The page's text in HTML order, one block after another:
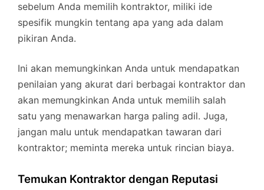
sebelum Anda memilih kontraktor, miliki ide
spesifik mungkin tentang apa yang ada dalam
pikiran Anda.
Ini akan memungkinkan Anda untuk mendapatkan
penilaian yang akurat dari berbagai kontraktor dan
akan memungkinkan Anda untuk memilih salah
satu yang menawarkan harga paling adil. Juga,
jangan malu untuk mendapatkan tawaran dari
kontraktor; meminta mereka untuk rincian biaya.
Temukan Kontraktor dengan Reputasi